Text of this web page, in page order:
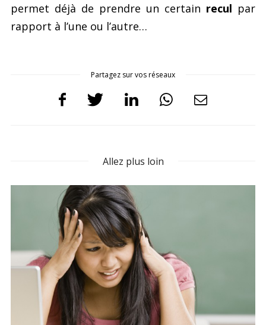
permet déjà de prendre un certain recul par
rapport à l’une ou l’autre…
Partagez sur vos réseaux
Allez plus loin